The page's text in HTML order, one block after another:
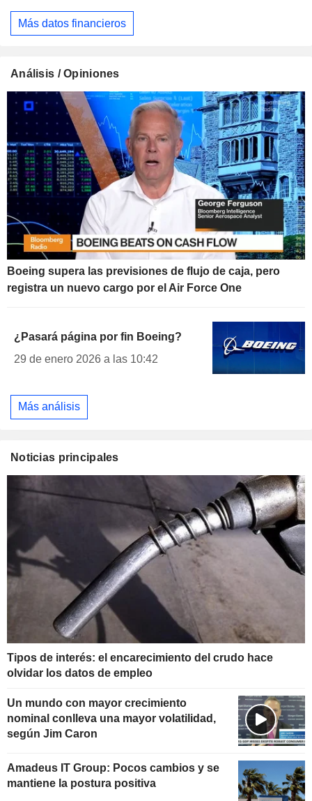
Más datos financieros
Análisis / Opiniones
Boeing supera las previsiones de flujo de caja, pero
registra un nuevo cargo por el Air Force One
¿Pasará página por fin Boeing?
29 de enero 2026 a las 10:42
Más análisis
Noticias principales
Tipos de interés: el encarecimiento del crudo hace
olvidar los datos de empleo
Un mundo con mayor crecimiento
nominal conlleva una mayor volatilidad,
según Jim Caron
Amadeus IT Group: Pocos cambios y se
mantiene la postura positiva